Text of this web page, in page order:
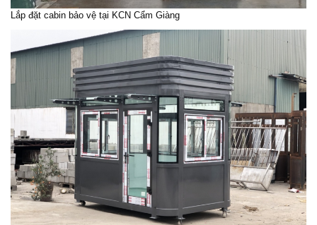
Lắp đặt cabin bảo vệ tại KCN Cẩm Giàng